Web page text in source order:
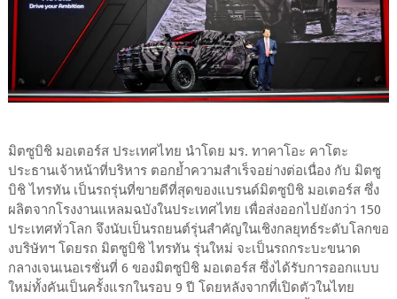
มิตซูบิชิ มอเตอร์ส ประเทศไทย นำโดย มร. ทาคาโอะ คาโตะ
ประธานเจ้าหน้าที่บริหาร ตอกย้ำความสำเร็จอย่างต่อเนื่อง กับ มิตซู
บิชิ ไทรทัน เป็นรถรุ่นที่ขายดีที่สุดของแบรนด์มิตซูบิชิ มอเตอร์ส ซึ่ง
ผลิตจากโรงงานแหลมฉบังในประเทศไทย เพื่อส่งออกไปยังกว่า 150
ประเทศทั่วโลก จึงนับเป็นรถยนต์รุ่นสำคัญในเชิงกลยุทธ์ระดับโลกขอ
งบริษัทฯ โดยรถ มิตซูบิชิ ไทรทัน รุ่นใหม่ จะเป็นรถกระบะขนาด
กลางเจนเนอเรชั่นที่ 6 ของมิตซูบิชิ มอเตอร์ส ซึ่งได้รับการออกแบบ
ใหม่ทั้งคันเป็นครั้งแรกในรอบ 9 ปี โดยหลังจากที่เปิดตัวในไทย